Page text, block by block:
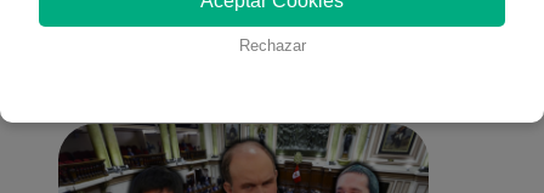
interesarRechazar